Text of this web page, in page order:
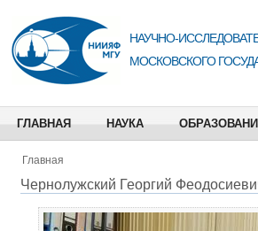
НАУЧНО-
МОСКОВСКОГО
ГЛАВНАЯ НАУКА
Главная
Чернолужский Георгий